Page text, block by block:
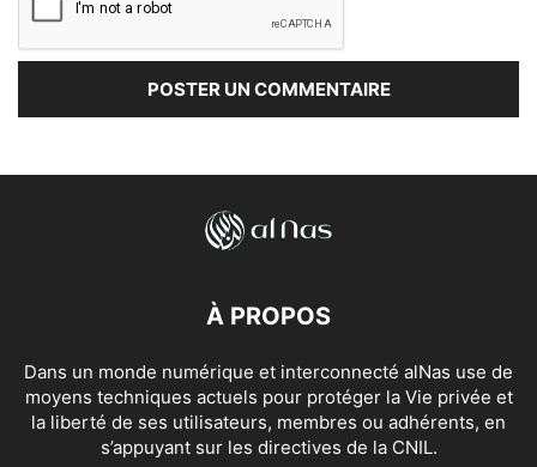
À PROPOS
Dans un monde numérique et interconnecté alNas use de
moyens techniques actuels pour protéger la Vie privée et
la liberté de ses utilisateurs, membres ou adhérents, en
s’appuyant sur les directives de la CNIL.